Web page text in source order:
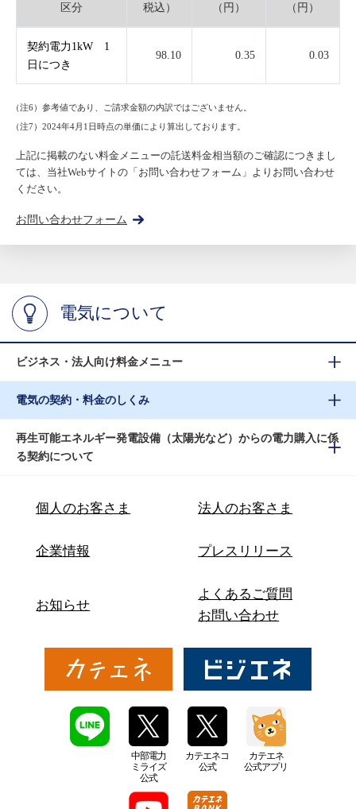
区分
税込）
（円）
（円）
契約電力1kW 1
日につき
98.10 0.35 0.03
（注6）参考値であり、ご請求金額の内訳ではございません。
（注7）2024年4月1日時点の単価により算出しております。
上記に掲載のない料金メニューの託送料金相当額のご確認につきまし
ては、当社Webサイトの「お問い合わせフォーム」よりお問い合わせ
ください。
お問い合わせフォーム
電気について
ビジネス・法人向け料金メニュー
電気の契約・料金のしくみ
再生可能エネルギー発電設備（太陽光など）からの電力購入に係
る契約について
個人のお客さま 法人のお客さま
企業情報 プレスリリース
お知らせ
よくあるご質問
お問い合わせ
中部電力
ミライズ
公式
カテエネコ
公式
カテエネ
公式アプリ